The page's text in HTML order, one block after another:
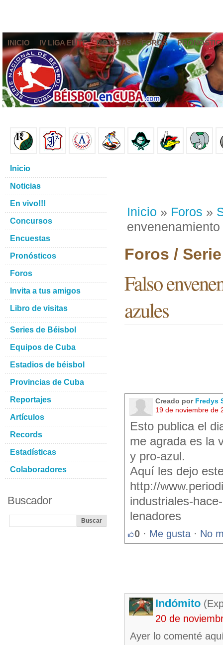
INICIO IV LIGA ELITE NOTICIAS FOROS
Inicio » Foros »
Foros /
Falso
azules
Creado por Fredys
19 de noviembre de
Esto publica el
me agrada es la
y pro-azul.
Aquí les dejo
http://
industriales-
lenadores
0 · Me gusta · No
Indómito
20 de
Ayer lo comenté
Inicio
Noticias
En vivo!!!
Concursos
Encuestas
Pronósticos
Foros
Invita a tus amigos
Libro de visitas
Series de Béisbol
Equipos de Cuba
Estadios de béisbol
Provincias de Cuba
Reportajes
Artículos
Records
Estadísticas
Colaboradores
Buscador